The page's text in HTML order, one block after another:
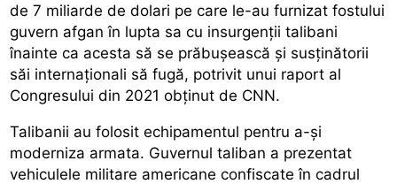
de 7 miliarde de dolari pe care le-au furnizat fostului
guvern afgan în lupta sa cu insurgenții talibani
înainte ca acesta să se prăbușească și susținătorii
săi internaționali să fugă, potrivit unui raport al
Congresului din 2021 obținut de CNN.
Talibanii au folosit echipamentul pentru a-și
moderniza armata. Guvernul taliban a prezentat
vehiculele militare americane confiscate în cadrul